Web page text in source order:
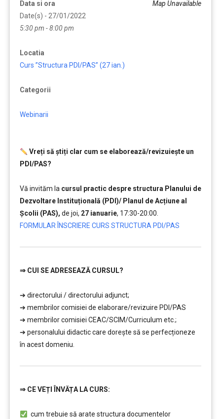
Map Unavailable
Data si ora
Date(s) - 27/01/2022
5:30 pm - 8:00 pm
Locatia
Curs ”Structura PDI/PAS” (27 ian.)
Categorii
Webinarii
Vreți să ştiți clar cum se elaborează/revizuieşte un
PDI/PAS?
Vă invităm la cursul practic despre structura Planului de
Dezvoltare Instituțională (PDI)/ Planul de Acțiune al
Școlii (PAS), de joi, 27 ianuarie, 17:30-20:00.
FORMULAR ÎNSCRIERE CURS STRUCTURA PDI/PAS
⇒ CUI SE ADRESEAZĂ CURSUL?
➔ directorului / directorului adjunct;
➔ membrilor comisiei de elaborare/revizuire PDI/PAS
➔ membrilor comisiei CEAC/SCIM/Curriculum etc.;
➔ personalului didactic care doreşte să se perfecționeze
în acest domeniu.
⇒ CE VEȚI ÎNVĂȚA LA CURS:
cum trebuie să arate structura documentelor